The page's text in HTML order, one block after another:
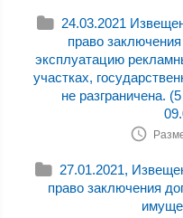
24.03.2021
право
эксплуатацию
участках,
не разграничена.
27.01.2021,
право заключения